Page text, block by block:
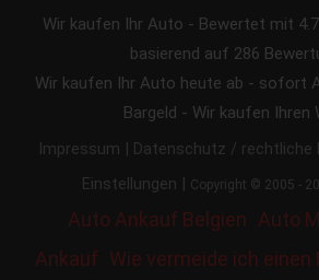
Wir kaufen Ihr Auto - Bewertet mit
basierend auf 286
Wir kaufen Ihr Auto heute ab - sofort
Bargeld - Wir kaufen Ihren
Impressum | Datenschutz / rechtliche
Einstellungen | Copyright © 2005 -
Auto Ankauf Belgien
Auto
Ankauf Wie vermeide ich